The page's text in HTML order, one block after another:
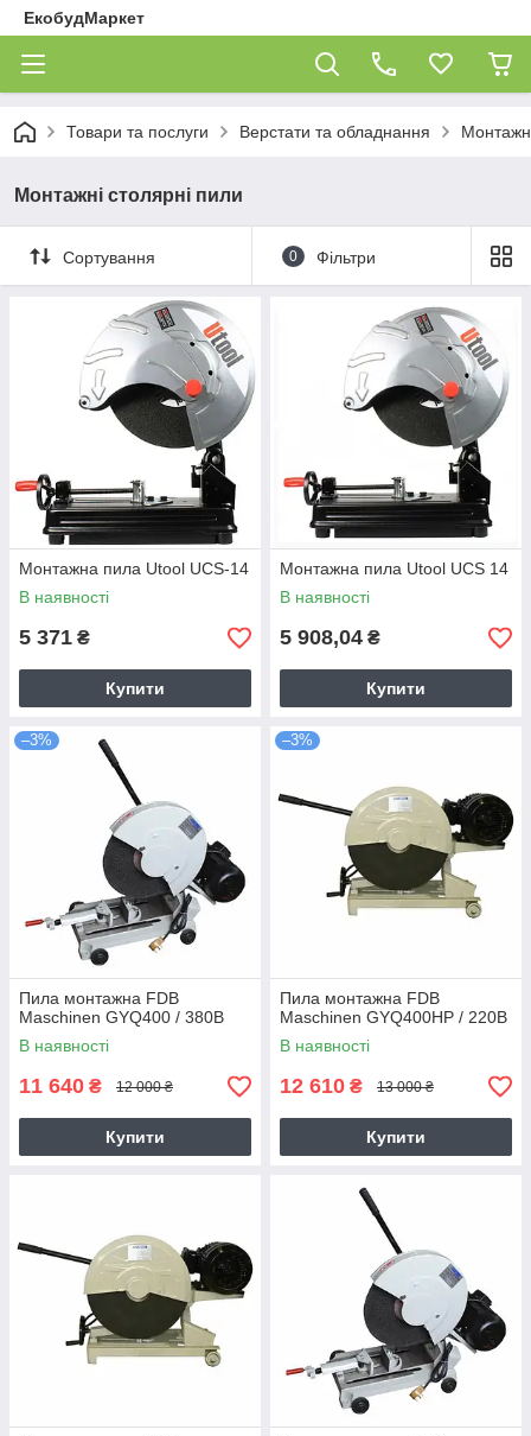
ЕкобудМаркет
Товари та послуги Верстати та обладнання
Монтажні столярні пили
Сортування 0 Фільтри
Монтажна пила Utool UCS-14
В наявності
5 371 ₴
Купити
Монтажна пила Utool UCS 14
В наявності
5 908,04 ₴
Купити
–3%
Пила монтажна FDB
Maschinen GYQ400 / 380В
В наявності
11 640 ₴ 12 000 ₴
Купити
–3%
Пила монтажна FDB
Maschinen GYQ400HP / 220В
В наявності
12 610 ₴ 13 000 ₴
Купити